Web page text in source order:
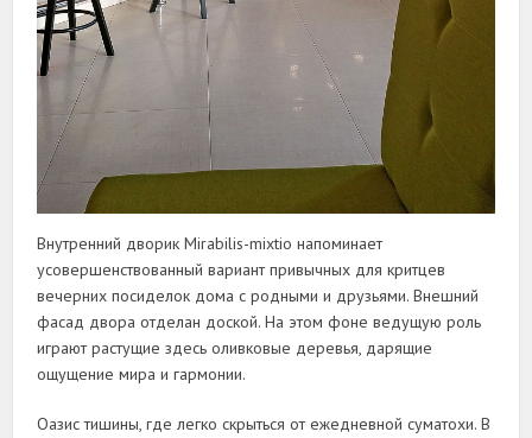
Внутренний дворик Mirabilis-mixtio напоминает
усовершенствованный вариант привычных для критцев
вечерних посиделок дома с родными и друзьями. Внешний
фасад двора отделан доской. На этом фоне ведущую роль
играют растущие здесь оливковые деревья, дарящие
ощущение мира и гармонии.
Оазис тишины, где легко скрыться от ежедневной суматохи. В